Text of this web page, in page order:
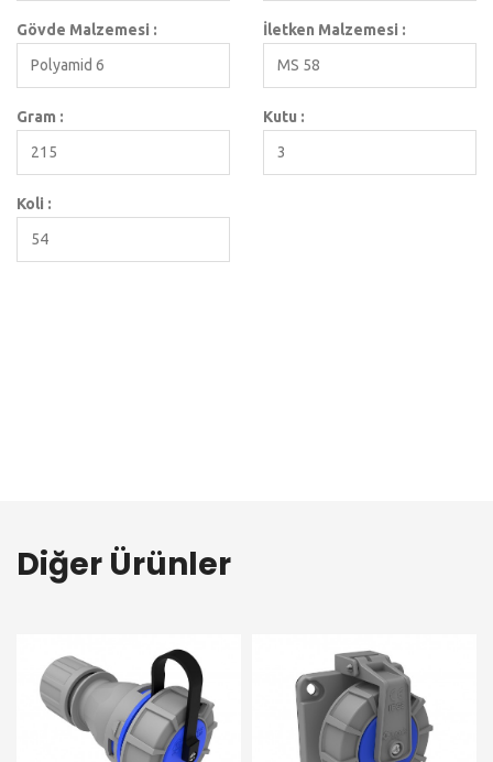
Gövde Malzemesi :
Polyamid 6
İletken Malzemesi :
MS 58
Gram :
215
Kutu :
3
Koli :
54
Diğer Ürünler